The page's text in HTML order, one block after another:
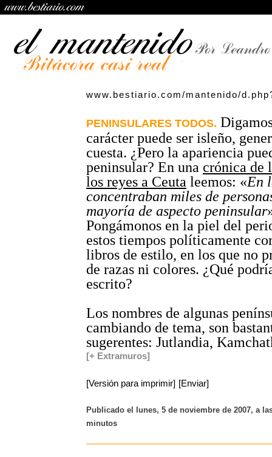
www.bestiario.com/mantenido/
PENINSULARES TODOS.
carácter puede ser isleño,
cuesta. ¿Pero la apariencia
peninsular? En una crónica de
los reyes a Ceuta leemos: «En
concentraban miles de
mayoría de aspecto peninsular
Pongámonos en la piel del
estos tiempos políticamente
libros de estilo, en los que no
de razas ni colores. ¿Qué
escrito?
Los nombres de algunas
cambiando de tema, son
sugerentes: Jutlandia,
[+ Extramuros]
[Versión para imprimir] [Enviar]
Publicado el lunes, 5 de noviembre de 2007, a
minutos